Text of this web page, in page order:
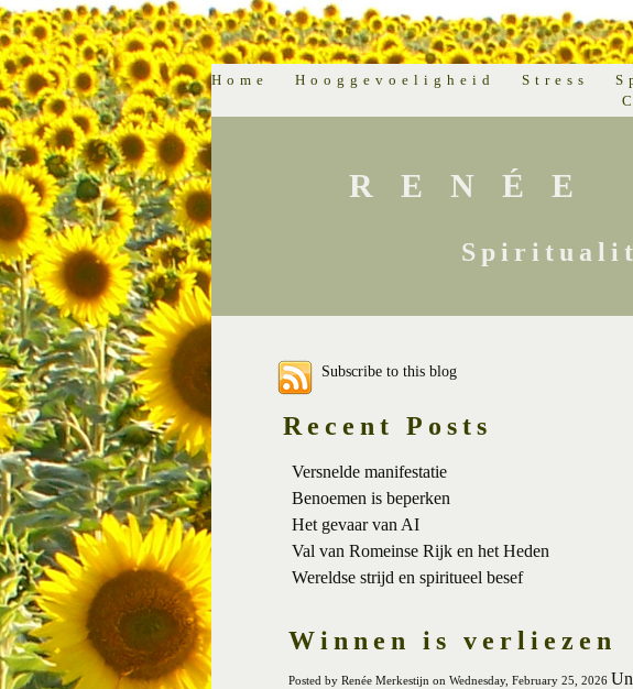
Home Hooggevoeligheid Stress
RENÉE
Subscribe to this blog
Recent Posts
Versnelde manifestatie
Benoemen is beperken
Het gevaar van AI
Val van Romeinse Rijk en het Heden
Wereldse strijd en spiritueel besef
Winnen is verliezen
Posted by Renée Merkestijn on Wednesday, February 25, 2026